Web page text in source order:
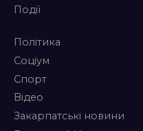
Події
Політика
Соціум
Спорт
Відео
Закарпатські новини